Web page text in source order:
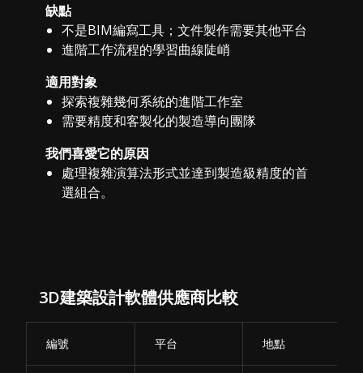
缺點
不是BIM編寫工具；文件製作需要其他平台
進階工作流程的學習曲線陡峭
適用對象
探索複雜幾何系統的進階工作室
需要精度和客製化的製造導向團隊
我們喜愛它的原因
處理複雜演算法形式並達到製造級精度的首
選組合。
3D建築設計軟體供應商比較
編號 平台 地點